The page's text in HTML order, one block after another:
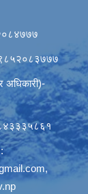
९८५२०८३७७७
अधिकारी)-
,